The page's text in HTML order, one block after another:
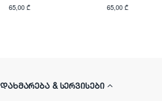
65,00 ₾ 65,00 ₾
ᲓᲐᲮᲛᲐᲠᲔᲑᲐ & ᲡᲔᲠᲕᲘᲡᲔᲑᲘ